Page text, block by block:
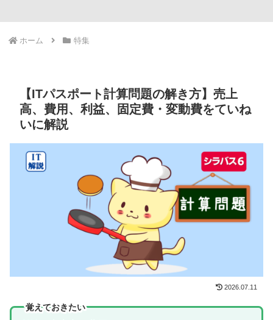
ホーム 特集
【ITパスポート計算問題の解き方】売上
高、費用、利益、固定費・変動費をていね
いに解説
2026.07.11
覚えておきたい